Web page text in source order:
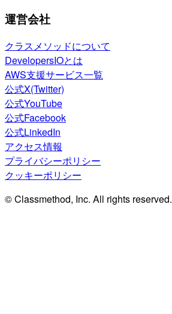
運営会社
クラスメソッドについて
DevelopersIOとは
AWS支援サービス一覧
公式X(Twitter)
公式YouTube
公式Facebook
公式LinkedIn
アクセス情報
プライバシーポリシー
クッキーポリシー
© Classmethod, Inc. All rights reserved.